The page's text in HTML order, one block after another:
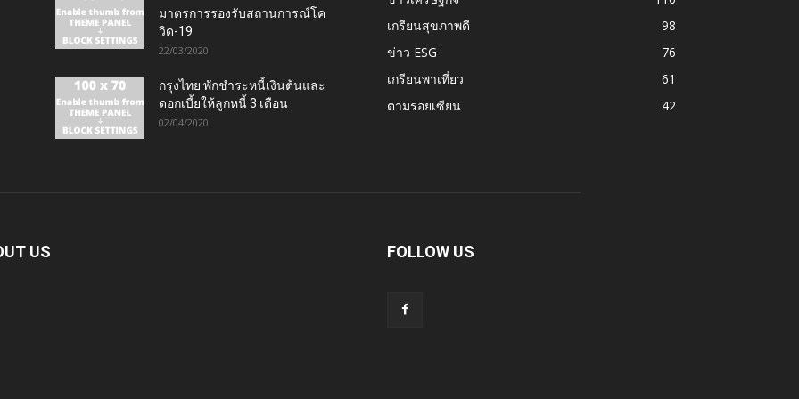
มาตรการรองรับสถานการณ์โค
วิด-19
22/03/2020
กรุงไทย พักชำระหนี้เงินต้นและ
ดอกเบี้ยให้ลูกหนี้ 3 เดือน
02/04/2020
เกรียนสุขภาพดี
98
ข่าว ESG
76
เกรียนพาเที่ยว
61
ตามรอยเซียน
42
US FOLLOW US